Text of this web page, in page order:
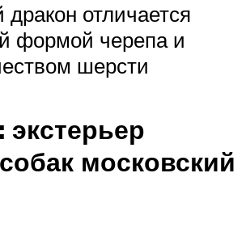
дракон отличается
формой черепа и
шерсти
экстерьер
московский